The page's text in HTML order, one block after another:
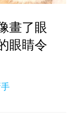
畫了眼
眼睛令